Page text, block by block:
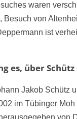
waren
Besuch von
ist
es, über
Jakob Schütz
im Tübinger